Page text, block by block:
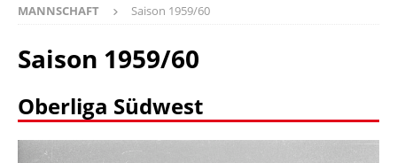
MANNSCHAFT
Saison 1959/60
Saison 1959/60
Oberliga Südwest